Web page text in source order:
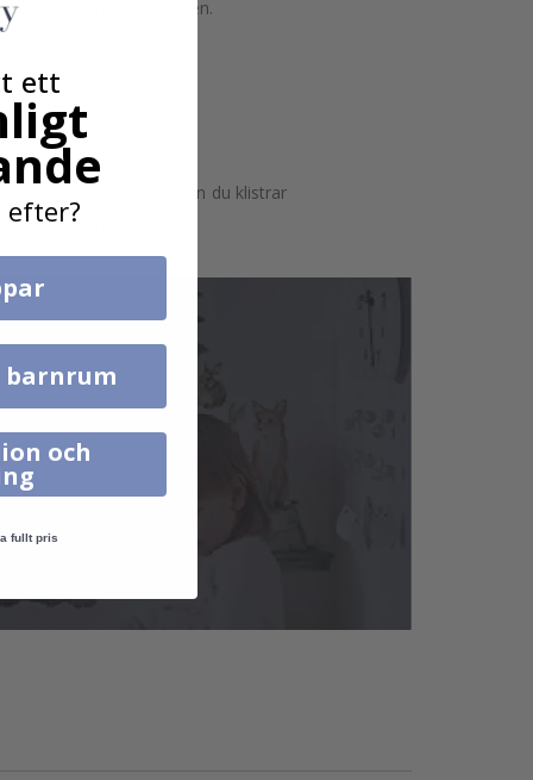
monteras ihop på väggen.
på grova ytor. Innan du klistrar
skilja sig något.
ett
efter?
och
fullt pris